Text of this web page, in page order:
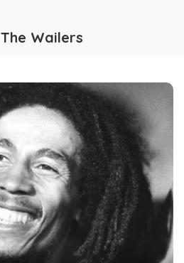
The Wailers